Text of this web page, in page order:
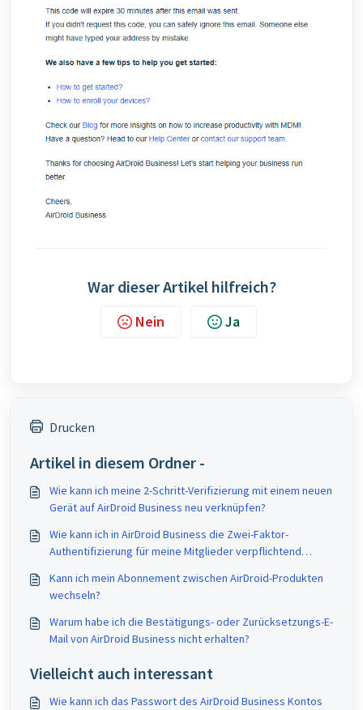
War dieser Artikel hilfreich?
Nein Ja
Drucken
Artikel in diesem Ordner -
Wie kann ich meine 2-Schritt-Verifizierung mit einem neuen
Gerät auf AirDroid Business neu verknüpfen?
Wie kann ich in AirDroid Business die Zwei-Faktor-
Authentifizierung für meine Mitglieder verpflichtend
Kann ich mein Abonnement zwischen AirDroid-Produkten
wechseln?
Warum habe ich die Bestätigungs- oder Zurücksetzungs-E-
Mail von AirDroid Business nicht erhalten?
Vielleicht auch interessant
Wie kann ich das Passwort des AirDroid Business Kontos